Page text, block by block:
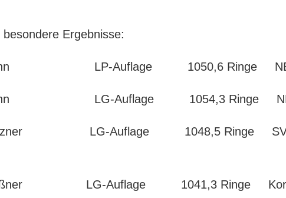
besondere Ergebnisse:
LP-Auflage 1050,6 Ringe
LG-Auflage 1054,3 Ringe
LG-Auflage 1048,5 Ringe SV
LG-Auflage 1041,3 Ringe